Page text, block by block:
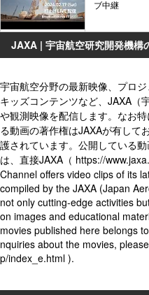
ブ中継
JAXA | 宇宙航空研究開発機構
宇宙航空分野の最新映像、プロ
キッズコンテンツなど、JAXA（
や観測映像を配信します。なお
る動画の著作権はJAXAが有して
護されています。公開している
は、直接JAXA（ https://
Channel offers video clips of its
compiled by the JAXA (Japan
not only cutting-edge activities
on images and educational
movies published here belongs
nquiries about the movies,
p/index_e.html ).